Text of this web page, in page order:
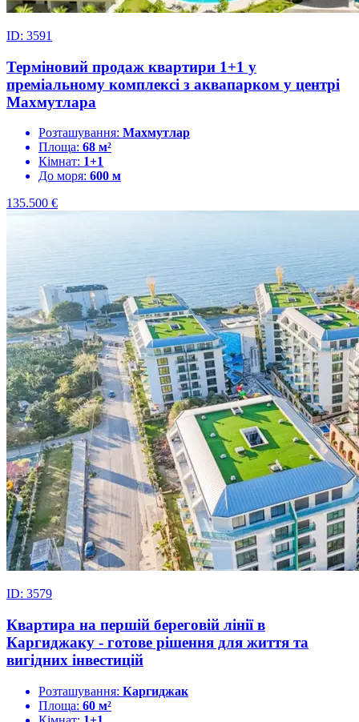
ID: 3591
Терміновий продаж квартири 1+1 у
преміальному комплексі з аквапарком у центрі
Махмутлара
Розташування: Махмутлар
Площа: 68 м²
Кімнат: 1+1
До моря: 600 м
135.500 €
ID: 3579
Квартира на першій береговій лінії в
Каргиджаку - готове рішення для життя та
вигідних інвестицій
Розташування: Каргиджак
Площа: 60 м²